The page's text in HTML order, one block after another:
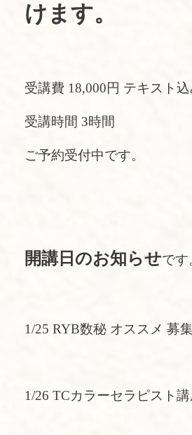
けます。
受講費 18,000円 テキスト
受講時間 3時間
ご予約受付中です。
開講日のお知らせです
1/25 RYB数秘 オススメ 募
1/26 TCカラーセラピスト